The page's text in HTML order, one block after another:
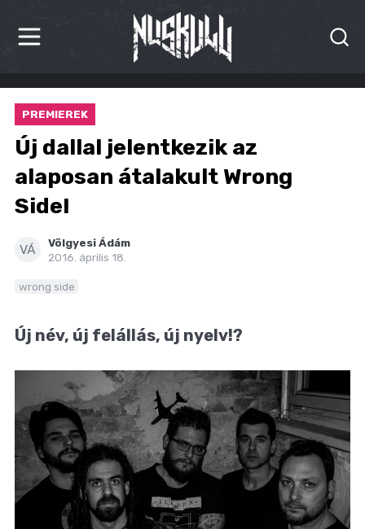
HÍREK
KRITIKÁK
BESZÁMOLÓK
INTERJÚK
PREMIEREK
PREMIEREK
Új dallal jelentkezik az
alaposan átalakult Wrong
Side!
VÁ
Völgyesi Ádám
2016. április 18.
wrong side
Új név, új felállás, új nyelv!?